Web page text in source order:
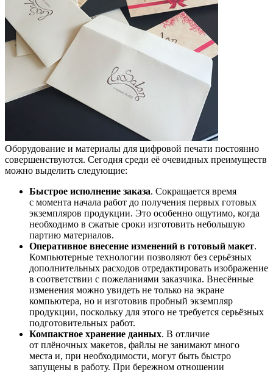
Оборудование и материалы для цифровой печати постоянно
совершенствуются. Сегодня среди её очевидных преимуществ
можно выделить следующие:
Быстрое исполнение заказа. Сокращается время
с момента начала работ до получения первых готовых
экземпляров продукции. Это особенно ощутимо, когда
необходимо в сжатые сроки изготовить небольшую
партию материалов.
Оперативное внесение изменений в готовый макет.
Компьютерные технологии позволяют без серьёзных
дополнительных расходов отредактировать изображение
в соответствии с пожеланиями заказчика. Внесённые
изменения можно увидеть не только на экране
компьютера, но и изготовив пробный экземпляр
продукции, поскольку для этого не требуется серьёзных
подготовительных работ.
Компактное хранение данных. В отличие
от плёночных макетов, файлы не занимают много
места и, при необходимости, могут быть быстро
запущены в работу. При бережном отношении